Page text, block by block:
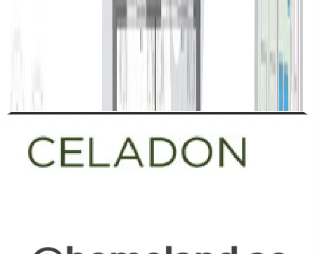
Celadon, Building 1-2-3, 1BR, Type A2, Level 1-
2-6, Unit 108-203(M)-208-603(M)-607-
108(M)-203-208(M)-603-607(M), 778 SQFT
باز کردن چیدمان